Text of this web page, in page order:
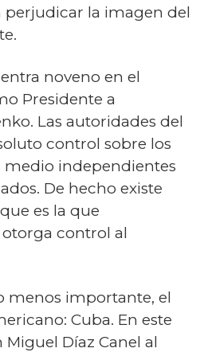
la imagen del
noveno en el
Presidente a
Las autoridades del
control sobre los
medio independientes
De hecho existe
que es la que
control al
menos importante, el
Cuba. En este
Díaz Canel al